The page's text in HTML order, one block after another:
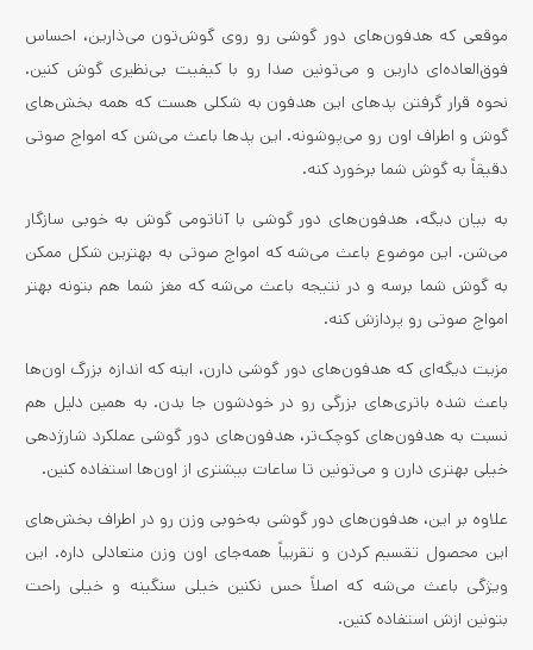
موقعی که هدفون‌های دور گوشی رو روی گوش‌تون می‌ذارین، احساس
فوق‌العاده‌ای دارین و می‌تونین صدا رو با کیفیت بی‌نظیری گوش کنین.
نحوه قرار گرفتن پدهای این هدفون به شکلی هست که همه بخش‌های
گوش و اطراف اون رو می‌پوشونه. این پدها باعث می‌شن که امواج صوتی
دقیقاً به گوش شما برخورد کنه.
به بیان دیگه، هدفون‌های دور گوشی با آناتومی گوش به خوبی سازگار
می‌شن. این موضوع باعث می‌شه که امواج صوتی به بهترین شکل ممکن
به گوش شما برسه و در نتیجه باعث می‌شه که مغز شما هم بتونه بهتر
امواج صوتی رو پردازش کنه.
مزیت دیگه‌ای که هدفون‌های دور گوشی دارن، اینه که اندازه بزرگ اون‌ها
باعث شده باتری‌های بزرگی رو در خودشون جا بدن. به همین دلیل هم
نسبت به هدفون‌های کوچک‌تر، هدفون‌های دور گوشی عملکرد شارژدهی
خیلی بهتری دارن و می‌تونین تا ساعات بیشتری از اون‌ها استفاده کنین.
علاوه بر این، هدفون‌های دور گوشی به‌خوبی وزن رو در اطراف بخش‌های
این محصول تقسیم کردن و تقریباً همه‌جای اون وزن متعادلی داره. این
ویژگی باعث می‌شه که اصلاً حس نکنین خیلی سنگینه و خیلی راحت
بتونین ازش استفاده کنین.